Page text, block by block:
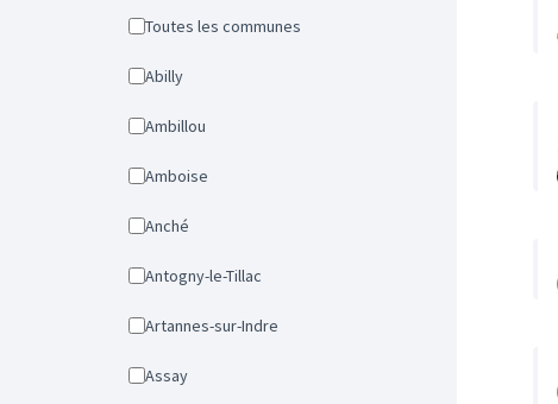
Toutes les communes
Abilly
Ambillou
Amboise
Anché
Antogny-le-Tillac
Artannes-sur-Indre
Assay